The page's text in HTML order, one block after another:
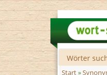
Wörter
Start»